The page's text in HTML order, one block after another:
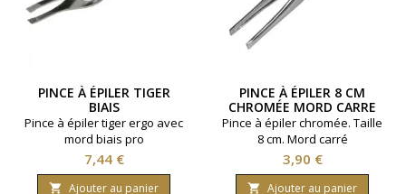
PINCE À ÉPILER TIGER
BIAIS
Pince à épiler tiger ergo avec
mord biais pro
Prix
7,44 €
 Ajouter au panier
PINCE À ÉPILER 8 CM
CHROMÉE MORD CARRE
Pince à épiler chromée. Taille
8 cm. Mord carré
Prix
3,90 €
 Ajouter au panier